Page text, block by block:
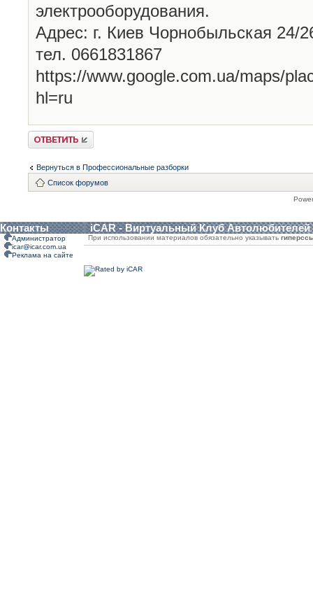
электрооборудования.
Адрес: г. Киев Чорнобыльская 24/
тел. 0661831867
https://www.google.com.ua/maps/
hl=ru
Ответить
Вернуться в Профессиональные разборки
Список форумов
Контакты iCAR - Виртуальный Клуб Автолюбителей
Администратор
icar@icar.com.ua
Реклама на сайте
При использовании материалов обязательно указывать